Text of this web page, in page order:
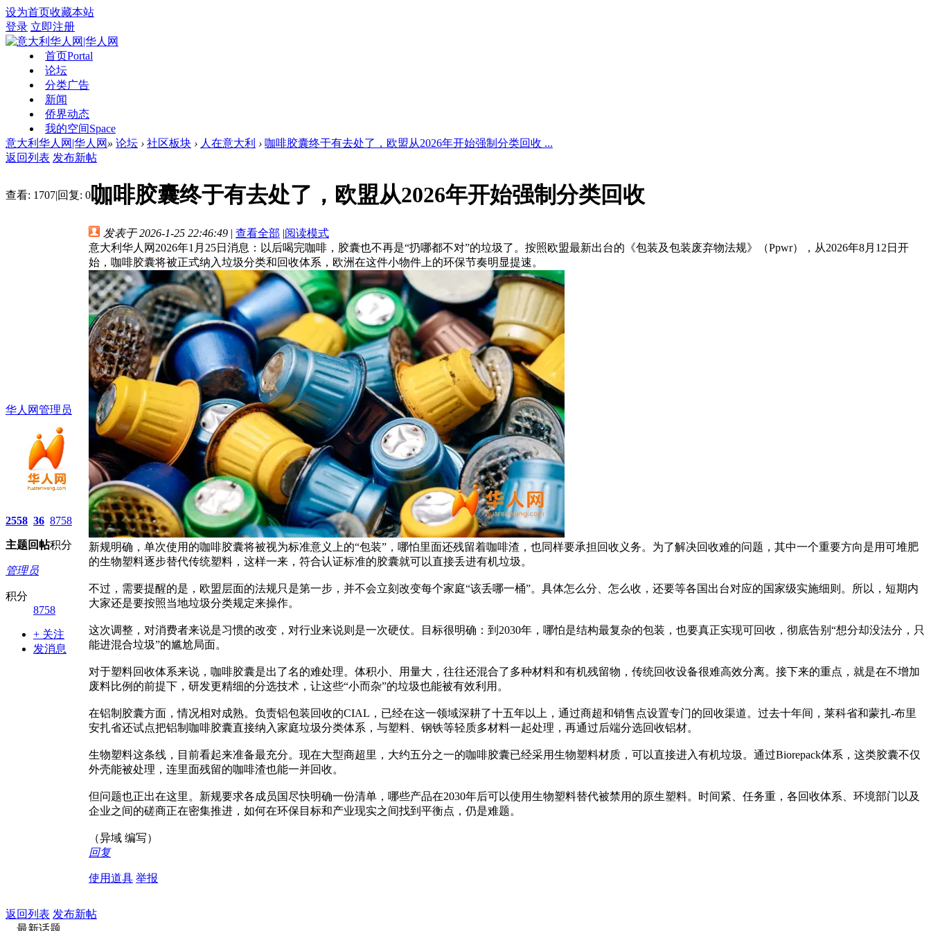
设为首页收藏本站
登录 立即注册
首页Portal
论坛
分类广告
新闻
侨界动态
我的空间Space
意大利华人网|华人网 » 论坛 › 社区板块 › 人在意大利 › 咖啡胶囊终于有去处了，欧盟从2026年开始强制分类回收 ...
返回列表 发布新帖
查看: 1707|回复: 0咖啡胶囊终于有去处了，欧盟从2026年开始强制分类回收
华人网管理员
2558
主题
36
回帖
8758
积分
管理员
积分
8758
+ 关注
发消息
发表于 2026-1-25 22:46:49 | 查看全部 |阅读模式
意大利华人网2026年1月25日消息：以后喝完咖啡，胶囊也不再是“扔哪都不对”的垃圾了。按照欧盟最新出台的《包装及包装废弃物法规》（Ppwr），从2026年8月12日开
始，咖啡胶囊将被正式纳入垃圾分类和回收体系，欧洲在这件小物件上的环保节奏明显提速。
新规明确，单次使用的咖啡胶囊将被视为标准意义上的“包装”，哪怕里面还残留着咖啡渣，也同样要承担回收义务。为了解决回收难的问题，其中一个重要方向是用可堆肥
的生物塑料逐步替代传统塑料，这样一来，符合认证标准的胶囊就可以直接丢进有机垃圾。
不过，需要提醒的是，欧盟层面的法规只是第一步，并不会立刻改变每个家庭“该丢哪一桶”。具体怎么分、怎么收，还要等各国出台对应的国家级实施细则。所以，短期内
大家还是要按照当地垃圾分类规定来操作。
这次调整，对消费者来说是习惯的改变，对行业来说则是一次硬仗。目标很明确：到2030年，哪怕是结构最复杂的包装，也要真正实现可回收，彻底告别“想分却没法分，只
能进混合垃圾”的尴尬局面。
对于塑料回收体系来说，咖啡胶囊是出了名的难处理。体积小、用量大，往往还混合了多种材料和有机残留物，传统回收设备很难高效分离。接下来的重点，就是在不增加
废料比例的前提下，研发更精细的分选技术，让这些“小而杂”的垃圾也能被有效利用。
在铝制胶囊方面，情况相对成熟。负责铝包装回收的CIAL，已经在这一领域深耕了十五年以上，通过商超和销售点设置专门的回收渠道。过去十年间，莱科省和蒙扎-布里
安扎省还试点把铝制咖啡胶囊直接纳入家庭垃圾分类体系，与塑料、钢铁等轻质多材料一起处理，再通过后端分选回收铝材。
生物塑料这条线，目前看起来准备最充分。现在大型商超里，大约五分之一的咖啡胶囊已经采用生物塑料材质，可以直接进入有机垃圾。通过Biorepack体系，这类胶囊不仅
外壳能被处理，连里面残留的咖啡渣也能一并回收。
但问题也正出在这里。新规要求各成员国尽快明确一份清单，哪些产品在2030年后可以使用生物塑料替代被禁用的原生塑料。时间紧、任务重，各回收体系、环境部门以及
企业之间的磋商正在密集推进，如何在环保目标和产业现实之间找到平衡点，仍是难题。
（异域 编写）
回复
使用道具 举报
返回列表 发布新帖
最新话题